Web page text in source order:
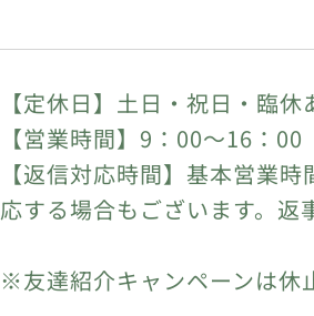
【定休日】土日・祝日・臨休
【営業時間】9：00～16：00
【返信対応時間】基本営業
応する場合もございます。返
※友達紹介キャンペーンは休